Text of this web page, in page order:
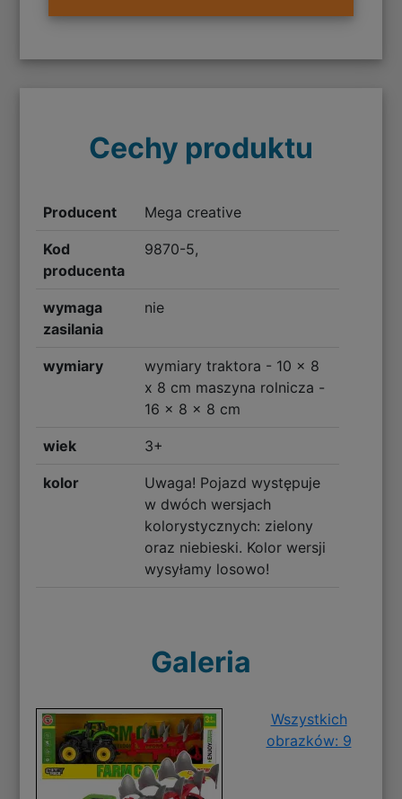
Cechy produktu
Producent Mega creative
Kod
producenta
9870-5,
wymaga
zasilania
nie
wymiary
wymiary traktora - 10 x 8
x 8 cm maszyna rolnicza -
16 x 8 x 8 cm
wiek 3+
kolor
Uwaga! Pojazd występuje
w dwóch wersjach
kolorystycznych: zielony
oraz niebieski. Kolor wersji
wysyłamy losowo!
Galeria
Wszystkich
obrazków: 9